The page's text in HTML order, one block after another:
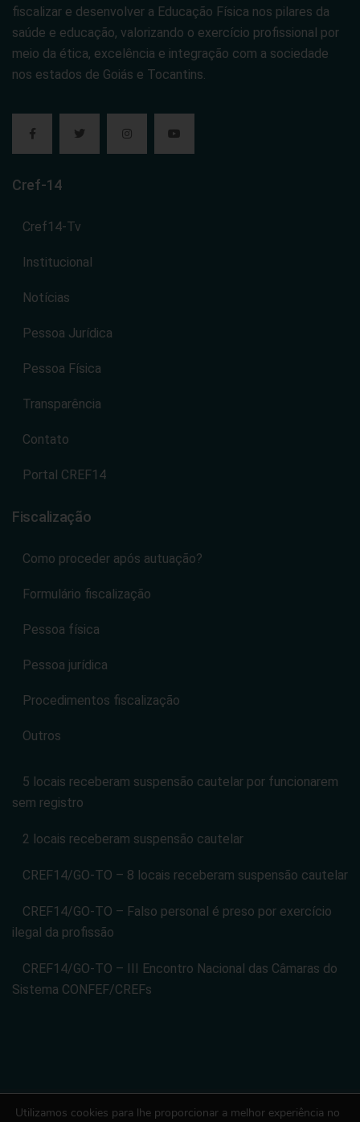
fiscalizar e desenvolver a Educação Física nos pilares da
saúde e educação, valorizando o exercício profissional por
meio da ética, excelência e integração com a sociedade
nos estados de Goiás e Tocantins.
Cref-14
Cref14-Tv
Institucional
Notícias
Pessoa Jurídica
Pessoa Física
Transparência
Contato
Portal CREF14
Fiscalização
Como proceder após autuação?
Formulário fiscalização
Pessoa física
Pessoa jurídica
Procedimentos fiscalização
Outros
5 locais receberam suspensão cautelar por funcionarem
sem registro
2 locais receberam suspensão cautelar
CREF14/GO-TO – 8 locais receberam suspensão cautelar
CREF14/GO-TO – Falso personal é preso por exercício
ilegal da profissão
CREF14/GO-TO – III Encontro Nacional das Câmaras do
Sistema CONFEF/CREFs
Utilizamos cookies para lhe proporcionar a melhor experiência no